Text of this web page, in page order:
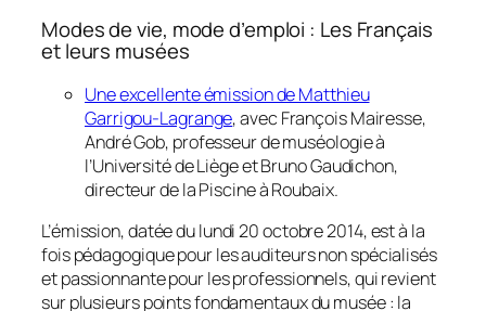
Modes de vie, mode d’emploi : Les Français
et leurs musées
Une excellente émission de Matthieu
Garrigou-Lagrange, avec François Mairesse,
André Gob, professeur de muséologie à
l’Université de Liège et Bruno Gaudichon,
directeur de la Piscine à Roubaix.
L’émission, datée du lundi 20 octobre 2014, est à la
fois pédagogique pour les auditeurs non spécialisés
et passionnante pour les professionnels, qui revient
sur plusieurs points fondamentaux du musée : la